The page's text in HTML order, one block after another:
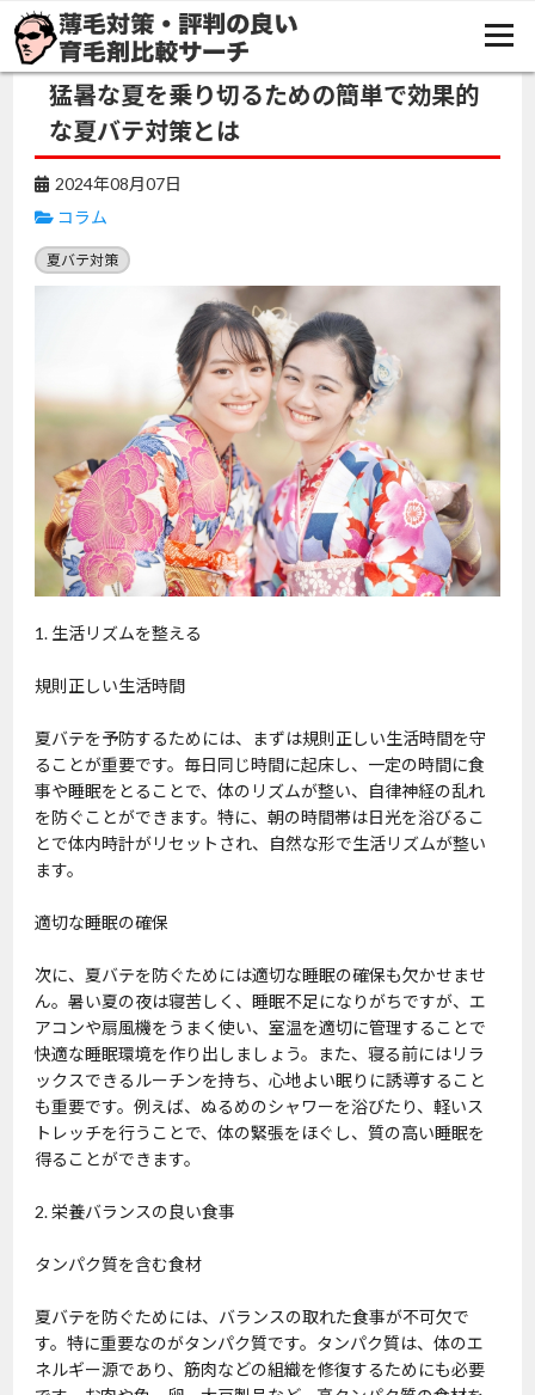
TOP コラム 猛暑な夏を乗り切るための簡単で効果的な夏バテ対策とは
猛暑な夏を乗り切るための簡単で効果的
な夏バテ対策とは
2024年08月07日
コラム
夏バテ対策
1. 生活リズムを整える
規則正しい生活時間
夏バテを予防するためには、まずは規則正しい生活時間を守
ることが重要です。毎日同じ時間に起床し、一定の時間に食
事や睡眠をとることで、体のリズムが整い、自律神経の乱れ
を防ぐことができます。特に、朝の時間帯は日光を浴びるこ
とで体内時計がリセットされ、自然な形で生活リズムが整い
ます。
適切な睡眠の確保
次に、夏バテを防ぐためには適切な睡眠の確保も欠かせませ
ん。暑い夏の夜は寝苦しく、睡眠不足になりがちですが、エ
アコンや扇風機をうまく使い、室温を適切に管理することで
快適な睡眠環境を作り出しましょう。また、寝る前にはリラ
ックスできるルーチンを持ち、心地よい眠りに誘導すること
も重要です。例えば、ぬるめのシャワーを浴びたり、軽いス
トレッチを行うことで、体の緊張をほぐし、質の高い睡眠を
得ることができます。
2. 栄養バランスの良い食事
タンパク質を含む食材
夏バテを防ぐためには、バランスの取れた食事が不可欠で
す。特に重要なのがタンパク質です。タンパク質は、体のエ
ネルギー源であり、筋肉などの組織を修復するためにも必要